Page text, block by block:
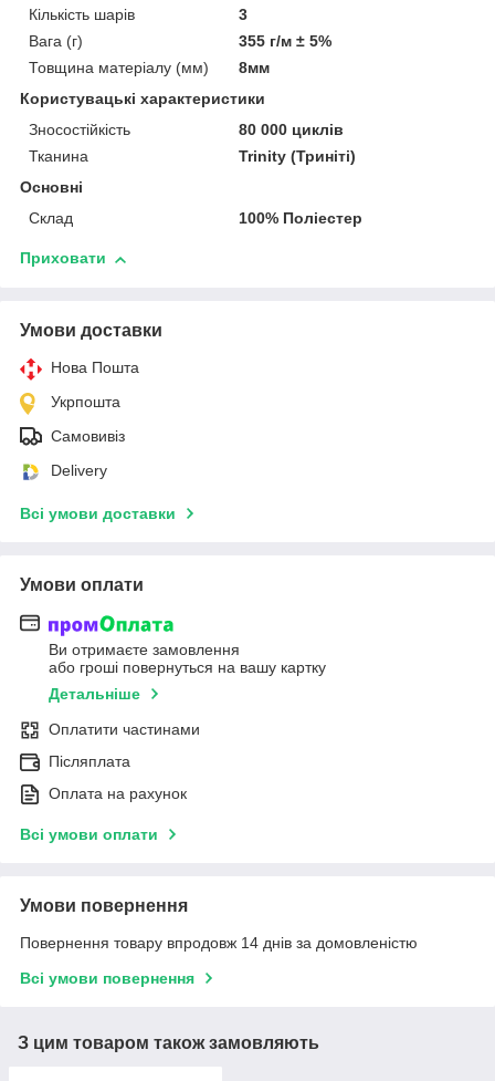
Кількість шарів
3
Вага (г)
355 г/м ± 5%
Товщина матеріалу (мм)
8мм
Користувацькі характеристики
Зносостійкість
80 000 циклів
Тканина
Trinity (Триніті)
Основні
Склад
100% Поліестер
Приховати
Умови доставки
Нова Пошта
Укрпошта
Самовивіз
Delivery
Всі умови доставки
Умови оплати
Ви отримаєте замовлення
або гроші повернуться на вашу картку
Детальніше
Оплатити частинами
Післяплата
Оплата на рахунок
Всі умови оплати
Умови повернення
Повернення товару впродовж 14 днів за домовленістю
Всі умови повернення
З цим товаром також замовляють